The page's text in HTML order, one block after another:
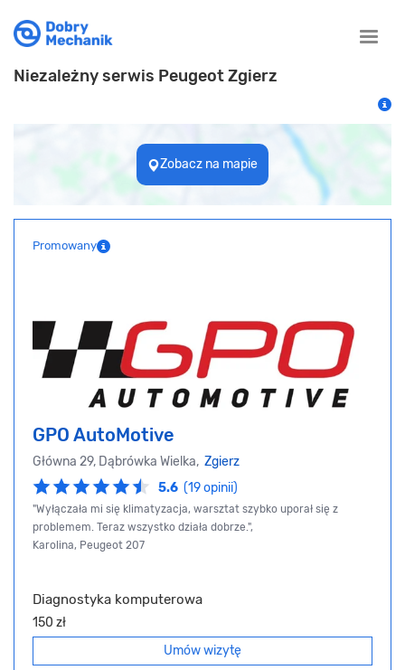
Toggle
Niezależny serwis Peugeot Zgierz
Zobacz na mapie
Promowany
GPO AutoMotive
Główna 29, Dąbrówka Wielka, Zgierz
5.6 (19 opinii)
"Wyłączała mi się klimatyzacja, warsztat szybko uporał się z
problemem. Teraz wszystko działa dobrze.",
Karolina, Peugeot 207
Diagnostyka komputerowa
150 zł
Umów wizytę